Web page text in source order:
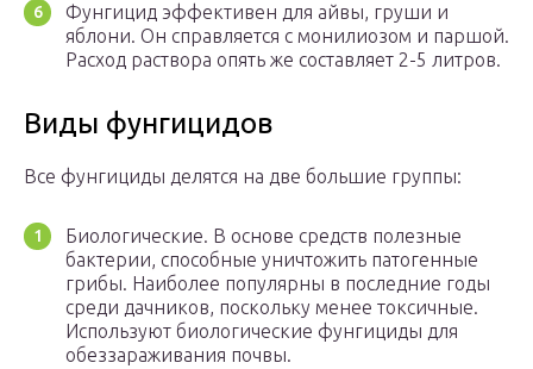
Фунгицид эффективен для айвы, груши и
яблони. Он справляется с монилиозом и паршой.
Расход раствора опять же составляет 2-5 литров.
Виды фунгицидов
Все фунгициды делятся на две большие группы:
Биологические. В основе средств полезные
бактерии, способные уничтожить патогенные
грибы. Наиболее популярны в последние годы
среди дачников, поскольку менее токсичные.
Используют биологические фунгициды для
обеззараживания почвы.